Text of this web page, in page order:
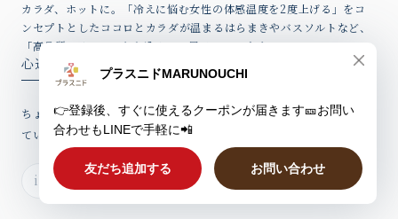
カラダ、ホットに。「冷えに悩む女性の体感温度を2度上げる」をコ
ンセプトとしたココロとカラダが温まるはらまきやバスソルトなど、
「高品質アイテム」を心込めてお届けしています。
心込めたウィークリーレター
ちょっとしたお話、新製品情報やお得なクーポンを心込めてお届けし
ていますのでぜひご登録ください。